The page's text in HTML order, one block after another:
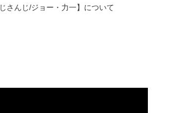
さんじ/ジョー・力一】について